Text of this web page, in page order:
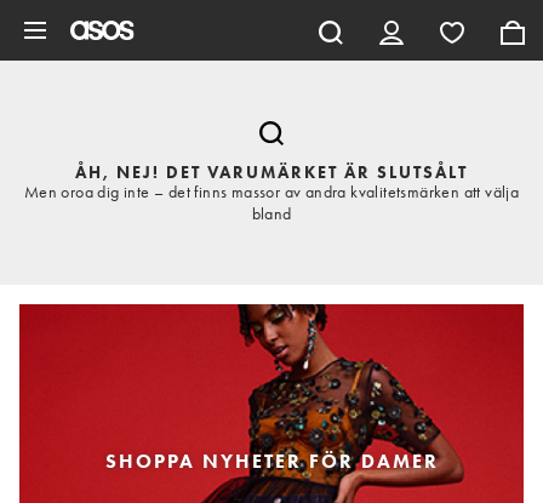
ÅH, NEJ! DET VARUMÄRKET ÄR SLUTSÅLT
Men oroa dig inte – det finns massor av andra kvalitetsmärken att välja
bland
SHOPPA NYHETER FÖR DAMER